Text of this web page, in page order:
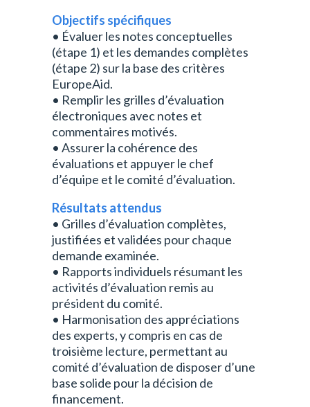
Objectifs spécifiques
• Évaluer les notes conceptuelles
(étape 1) et les demandes complètes
(étape 2) sur la base des critères
EuropeAid.
• Remplir les grilles d’évaluation
électroniques avec notes et
commentaires motivés.
• Assurer la cohérence des
évaluations et appuyer le chef
d’équipe et le comité d’évaluation.
Résultats attendus
• Grilles d’évaluation complètes,
justifiées et validées pour chaque
demande examinée.
• Rapports individuels résumant les
activités d’évaluation remis au
président du comité.
• Harmonisation des appréciations
des experts, y compris en cas de
troisième lecture, permettant au
comité d’évaluation de disposer d’une
base solide pour la décision de
financement.